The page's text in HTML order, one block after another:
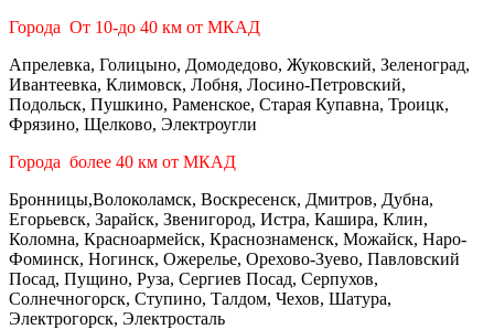
Города От 10-до 40 км от МКАД
Апрелевка, Голицыно, Домодедово, Жуковский, Зеленоград,
Ивантеевка, Климовск, Лобня, Лосино-Петровский,
Подольск, Пушкино, Раменское, Старая Купавна, Троицк,
Фрязино, Щелково, Электроугли
Города более 40 км от МКАД
Бронницы,Волоколамск, Воскресенск, Дмитров, Дубна,
Егорьевск, Зарайск, Звенигород, Истра, Кашира, Клин,
Коломна, Красноармейск, Краснознаменск, Можайск, Наро-
Фоминск, Ногинск, Ожерелье, Орехово-Зуево, Павловский
Посад, Пущино, Руза, Сергиев Посад, Серпухов,
Солнечногорск, Ступино, Талдом, Чехов, Шатура,
Электрогорск, Электросталь